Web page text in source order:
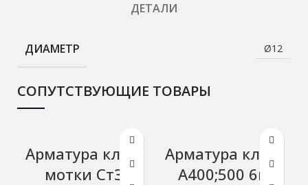
ДЕТАЛИ
ДИАМЕТР Ø12
СОПУТСТВУЮЩИЕ ТОВАРЫ
Арматура кл А1
мотки Ст3
Арматура кл А3
А400;500 6м